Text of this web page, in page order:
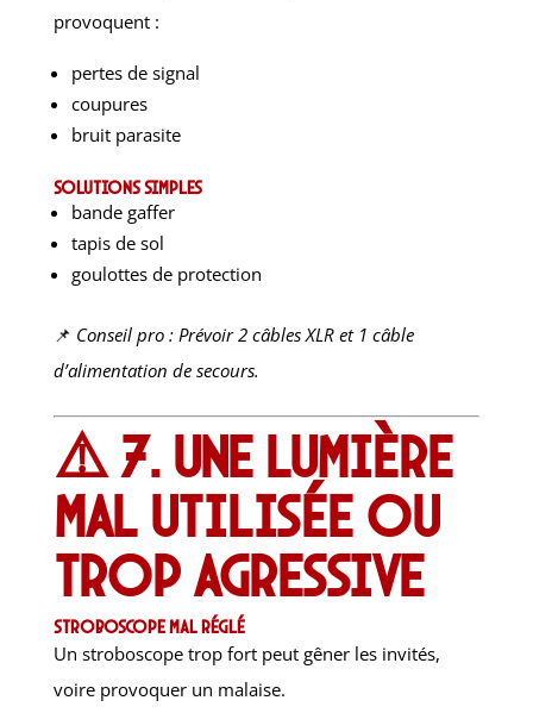
provoquent :
pertes de signal
coupures
bruit parasite
Solutions simples
bande gaffer
tapis de sol
goulottes de protection
📌 Conseil pro : Prévoir 2 câbles XLR et 1 câble
d’alimentation de secours.
⚠️ 7. Une lumière
mal utilisée ou
trop agressive
Stroboscope mal réglé
Un stroboscope trop fort peut gêner les invités,
voire provoquer un malaise.